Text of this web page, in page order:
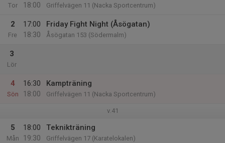
Tor
18:00
Griffelvägen 11 (Nacka Sportcentrum)
2
Fre
17:00
18:30
Friday Fight Night (Åsögatan)
Åsögatan 153 (Södermalm)
3
Lör
4
Sön
16:30
18:00
Kampträning
Griffelvägen 11 (Nacka Sportcentrum)
v.41
5
Mån
18:00
19:30
Teknikträning
Griffelvägen 17 (Karatelokalen)